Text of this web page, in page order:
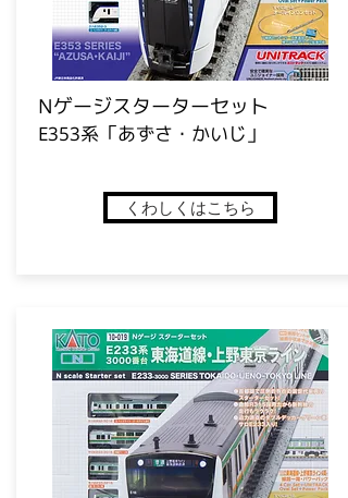
​Nゲージスターターセット
E353系「あずさ・かいじ」
くわしくはこちら